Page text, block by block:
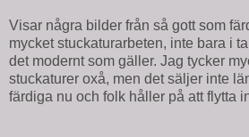
Visar några bilder från så gott som
mycket stuckaturarbeten, inte bara i
det modernt som gäller. Jag tycker
stuckaturer oxå, men det säljer inte
färdiga nu och folk håller på att flytta